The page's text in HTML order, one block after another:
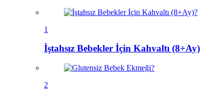
1
İştahsız Bebekler İçin Kahvaltı (8+Ay)
2